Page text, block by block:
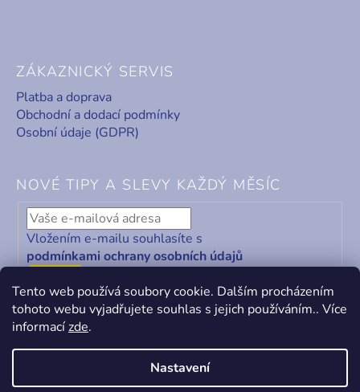
Tento web používá soubory cookie. Dalším procházením
tohoto webu vyjadřujete souhlas s jejich používáním.. Více
informacízde.
Nastavení
ZÁKAZNICKÝ SERVIS
Platba a doprava
Obchodní a dodací podmínky
Osobní údaje (GDPR)
NOVÉ TIPY A SLEVY KAŽDÝ MĚSÍC
Vložením e-mailu souhlasíte s
podmínkami ochrany osobních údajů
ODEBÍRAT